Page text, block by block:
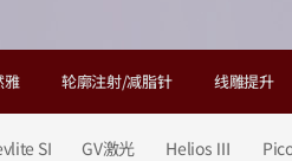
雅 轮廓注射/减脂针 线雕提升
SI GV激光 Helios Ⅲ